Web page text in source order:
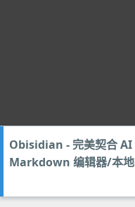
Obisidian - 完美契合 AI
Markdown 编辑器/本